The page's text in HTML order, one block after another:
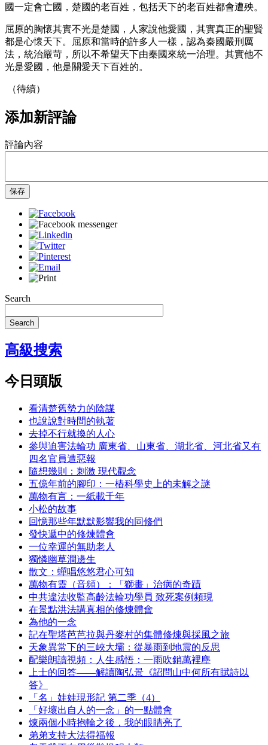
國一定會亡國，楚國的老百姓，包括天下的老百姓都會遭殃。
屈原的胸懷其實不光是楚國，人家說他愛國，其實真正的聖賢
都是心懷天下。屈原和當時的許多人一樣，認為秦國嚴刑厲
法，統治嚴苛，所以不希望天下由秦國來統一治理。其實他不
光是愛國，他是關愛天下百姓的。
（待續）
添加新評論
評論內容
保存
Search
Search
高級搜索
今日頭版
看清楚舊勢力的陰謀
也說說對時間的執著
去掉不行就換的人心
參與迫害法輪功 廣東省、山東省、湖北省、河北省又有
四名官員遭惡報
隨想幾則：刺激 現代觀念
五億年前的腳印：一樁科學史上的未解之謎
萬物有言：一紙載千年
小松的故事
回憶那些年默默影響我的同修們
發快遞中的修煉體會
一位幸運的無助老人
獨憐幽草澗邊生
散文：蟬唱悠悠君心可知
萬物有靈（音頻）：「獅畫」治病的奇蹟
中共違法收監高齡法輪功學員 致死案例頻現
在景點洪法講真相的修煉體會
為他的一念
記在聖塔芭芭拉與丹麥村的集體修煉與採風之旅
天象異常下的三峽大壩：從暴雨到地震的反思
配樂朗讀視頻：人生感悟：一雨吹銷萬裡塵
上士的回答——解讀陶弘景《詔問山中何所有賦詩以
答》
「名」娃娃現形記 第二季（4）
「好壞出自人的一念」的一點體會
煉兩個小時抱輪之後，我的眼睛亮了
弟弟支持大法得福報